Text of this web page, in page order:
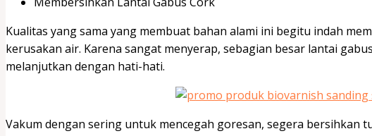
Kualitas yang sama yang membuat bahan alami ini begitu indah
kerusakan air. Karena sangat menyerap, sebagian besar lantai
melanjutkan dengan hati-hati.
Vakum dengan sering untuk mencegah goresan, segera bersihkan